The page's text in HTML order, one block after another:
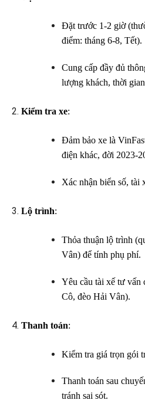
Đặt trước 1-2 giờ
điểm: tháng 6-8, Tết).
Cung cấp đầy đủ
lượng khách, thời
Kiểm tra xe:
Đảm bảo xe là
điện khác, đời 2023-
Xác nhận biển số, tài
Lộ trình:
Thỏa thuận lộ trình
Vân) để tính phụ phí.
Yêu cầu tài xế tư vấn
Cô, đèo Hải Vân).
Thanh toán:
Kiểm tra giá trọn gói
Thanh toán sau
tránh sai sót.